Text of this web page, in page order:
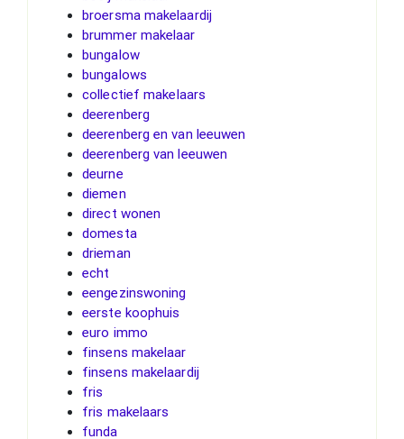
broersma makelaardij
brummer makelaar
bungalow
bungalows
collectief makelaars
deerenberg
deerenberg en van leeuwen
deerenberg van leeuwen
deurne
diemen
direct wonen
domesta
drieman
echt
eengezinswoning
eerste koophuis
euro immo
finsens makelaar
finsens makelaardij
fris
fris makelaars
funda